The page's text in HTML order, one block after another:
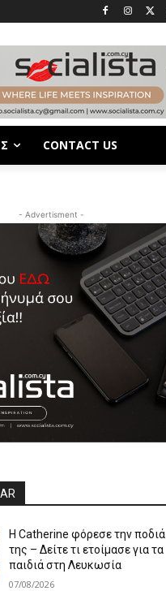
CONTACT US
- Advertisment -
Η Catherine φόρεσε την ποδιά
της – Δείτε τι ετοίμασε για τα
παιδιά στη Λευκωσία
07/08/2026